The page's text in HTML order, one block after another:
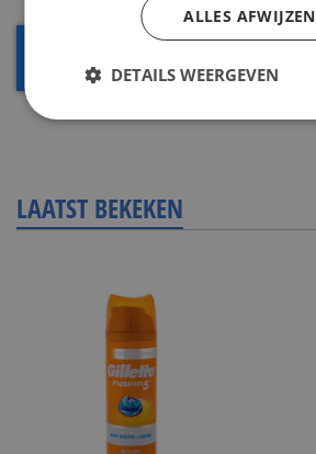
LAATST BEKEKEN
ALLES AFWIJZEN
DETAILS WEERGEVEN